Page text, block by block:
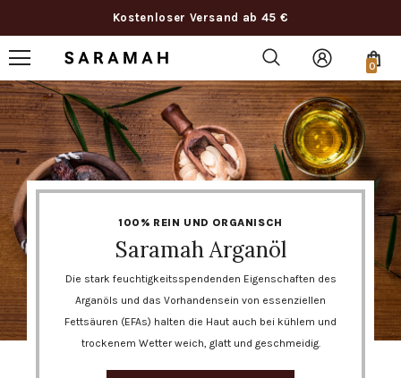
Kostenloser Versand ab 45 €
0
100% REIN UND ORGANISCH
Saramah Arganöl
Die stark feuchtigkeitsspendenden Eigenschaften des
Arganöls und das Vorhandensein von essenziellen
Fettsäuren (EFAs) halten die Haut auch bei kühlem und
trockenem Wetter weich, glatt und geschmeidig.